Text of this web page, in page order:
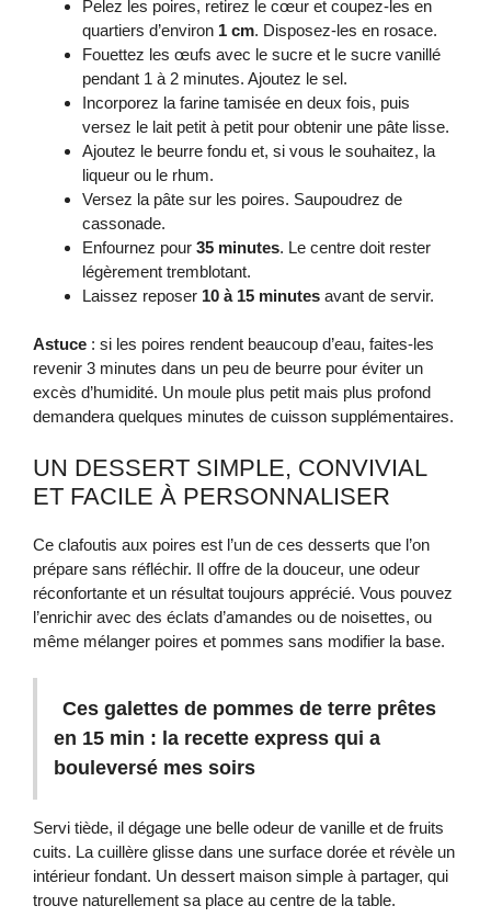
Pelez les poires, retirez le cœur et coupez-les en
quartiers d’environ 1 cm. Disposez-les en rosace.
Fouettez les œufs avec le sucre et le sucre vanillé
pendant 1 à 2 minutes. Ajoutez le sel.
Incorporez la farine tamisée en deux fois, puis
versez le lait petit à petit pour obtenir une pâte lisse.
Ajoutez le beurre fondu et, si vous le souhaitez, la
liqueur ou le rhum.
Versez la pâte sur les poires. Saupoudrez de
cassonade.
Enfournez pour 35 minutes. Le centre doit rester
légèrement tremblotant.
Laissez reposer 10 à 15 minutes avant de servir.
Astuce : si les poires rendent beaucoup d’eau, faites-les
revenir 3 minutes dans un peu de beurre pour éviter un
excès d’humidité. Un moule plus petit mais plus profond
demandera quelques minutes de cuisson supplémentaires.
UN DESSERT SIMPLE, CONVIVIAL
ET FACILE À PERSONNALISER
Ce clafoutis aux poires est l’un de ces desserts que l’on
prépare sans réfléchir. Il offre de la douceur, une odeur
réconfortante et un résultat toujours apprécié. Vous pouvez
l’enrichir avec des éclats d’amandes ou de noisettes, ou
même mélanger poires et pommes sans modifier la base.
Ces galettes de pommes de terre prêtes
en 15 min : la recette express qui a
bouleversé mes soirs
Servi tiède, il dégage une belle odeur de vanille et de fruits
cuits. La cuillère glisse dans une surface dorée et révèle un
intérieur fondant. Un dessert maison simple à partager, qui
trouve naturellement sa place au centre de la table.